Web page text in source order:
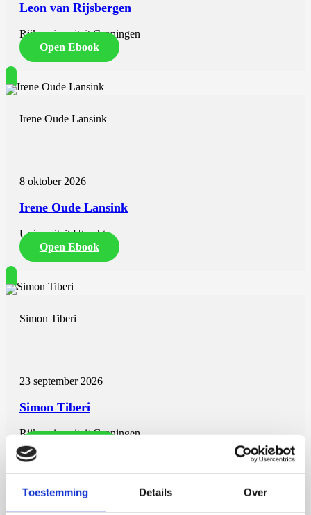
Toestemming Details Over
Leon van Rijsbergen
Rijksuniversiteit Groningen
Open Ebook
Irene Oude Lansink
8 oktober 2026
Irene Oude Lansink
Universiteit Utrecht
Open Ebook
Simon Tiberi
23 september 2026
Simon Tiberi
Rijksuniversiteit Groningen